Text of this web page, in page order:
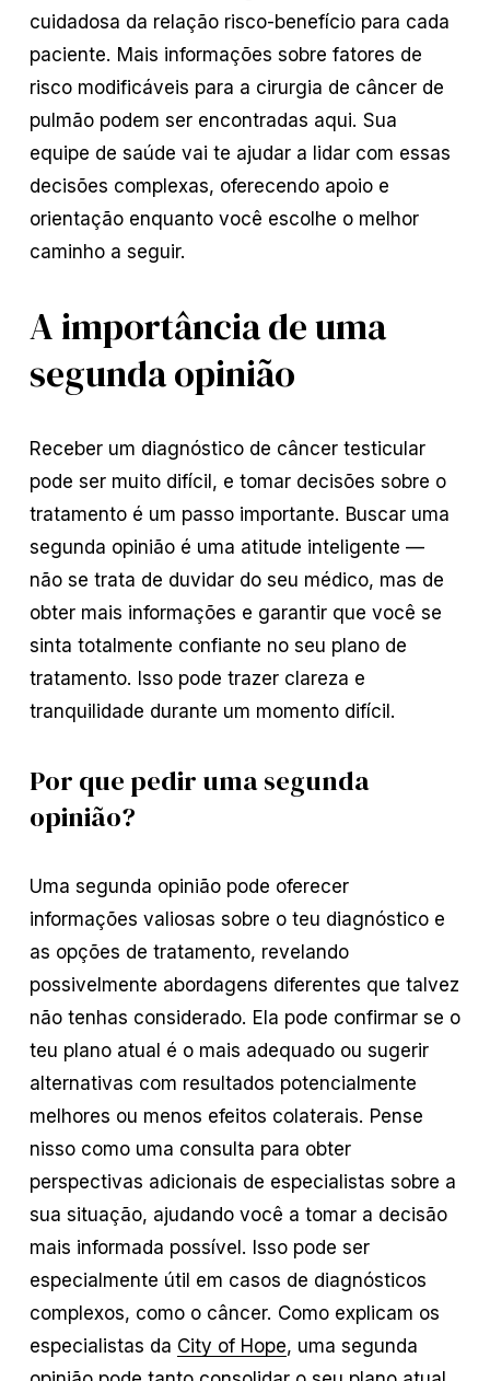
cuidadosa da relação risco-benefício para cada
paciente. Mais informações sobre fatores de
risco modificáveis para a cirurgia de câncer de
pulmão podem ser encontradas aqui. Sua
equipe de saúde vai te ajudar a lidar com essas
decisões complexas, oferecendo apoio e
orientação enquanto você escolhe o melhor
caminho a seguir.
A importância de uma
segunda opinião
Receber um diagnóstico de câncer testicular
pode ser muito difícil, e tomar decisões sobre o
tratamento é um passo importante. Buscar uma
segunda opinião é uma atitude inteligente —
não se trata de duvidar do seu médico, mas de
obter mais informações e garantir que você se
sinta totalmente confiante no seu plano de
tratamento. Isso pode trazer clareza e
tranquilidade durante um momento difícil.
Por que pedir uma segunda
opinião?
Uma segunda opinião pode oferecer
informações valiosas sobre o teu diagnóstico e
as opções de tratamento, revelando
possivelmente abordagens diferentes que talvez
não tenhas considerado. Ela pode confirmar se o
teu plano atual é o mais adequado ou sugerir
alternativas com resultados potencialmente
melhores ou menos efeitos colaterais. Pense
nisso como uma consulta para obter
perspectivas adicionais de especialistas sobre a
sua situação, ajudando você a tomar a decisão
mais informada possível. Isso pode ser
especialmente útil em casos de diagnósticos
complexos, como o câncer. Como explicam os
especialistas da City of Hope, uma segunda